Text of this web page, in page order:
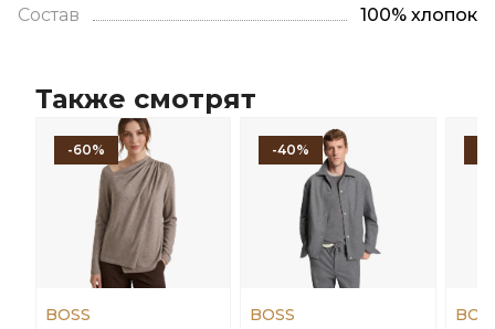
Состав 100% хлопок
Также смотрят
-60%
BOSS
-40%
BOSS